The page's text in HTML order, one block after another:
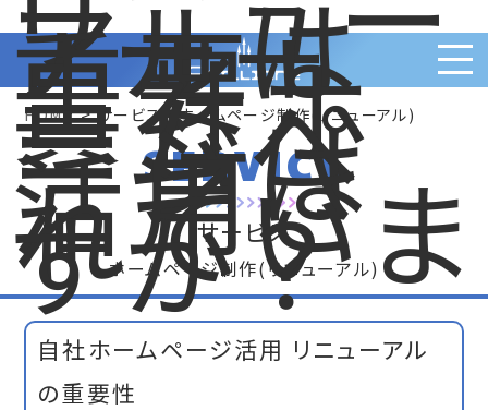
アルは
重要！
貴社ホ
ームぺ
ージは
活用さ
れていま
すか？
HOME> サービス ホームページ制作(リニューアル)
SERVICE
サービス
ホームページ制作(リニューアル)
自社ホームページ活用 リニューアル
の重要性